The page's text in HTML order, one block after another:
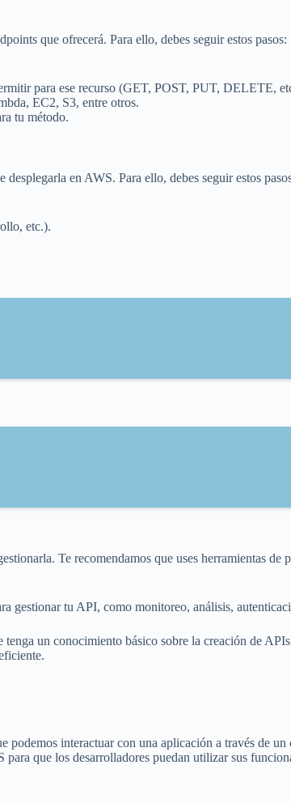
que ofrecerá. Para ello, debes seguir estos pasos:
para ese recurso (GET, POST, PUT, DELETE,
EC2, S3, entre otros.
tu método.
en AWS. Para ello, debes seguir estos
etc.).
Te recomendamos que uses herramientas
gestionar tu API, como monitoreo, análisis,
un conocimiento básico sobre la creación de
interactuar con una aplicación a través de
que los desarrolladores puedan utilizar sus